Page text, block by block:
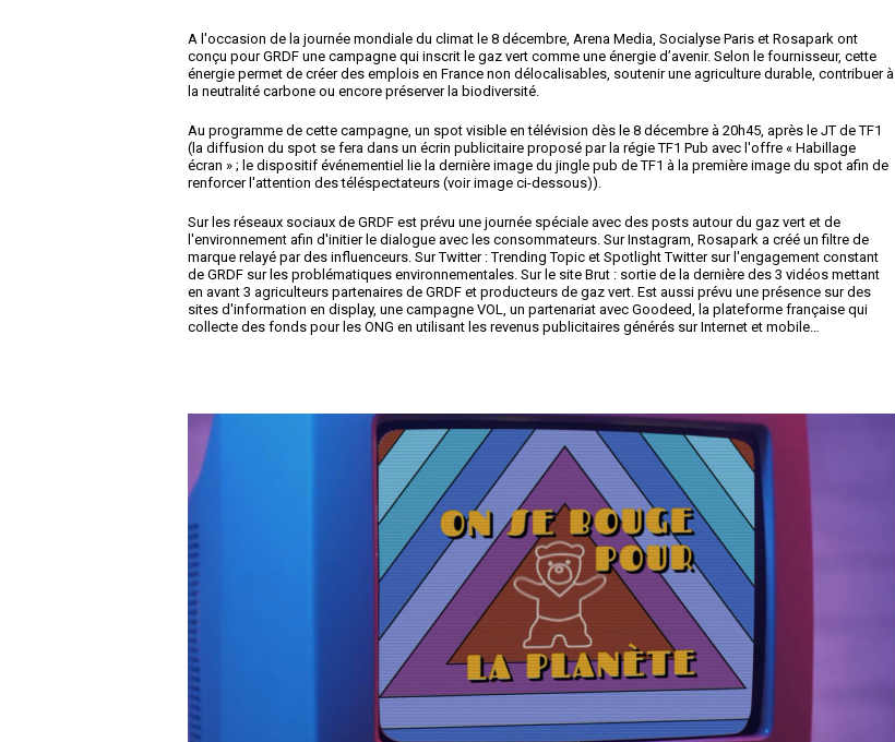
A l'occasion de la journée mondiale du climat le 8 décembre, Arena Media, Socialyse Paris et Rosapark ont
conçu pour GRDF une campagne qui inscrit le gaz vert comme une énergie d’avenir. Selon le fournisseur, cette
énergie permet de créer des emplois en France non délocalisables, soutenir une agriculture durable, contribuer à
la neutralité carbone ou encore préserver la biodiversité.
Au programme de cette campagne, un spot visible en télévision dès le 8 décembre à 20h45, après le JT de TF1
(la diffusion du spot se fera dans un écrin publicitaire proposé par la régie TF1 Pub avec l'offre « Habillage
écran » ; le dispositif événementiel lie la dernière image du jingle pub de TF1 à la première image du spot afin de
renforcer l'attention des téléspectateurs (voir image ci-dessous)).
Sur les réseaux sociaux de GRDF est prévu une journée spéciale avec des posts autour du gaz vert et de
l'environnement afin d'initier le dialogue avec les consommateurs. Sur Instagram, Rosapark a créé un filtre de
marque relayé par des influenceurs. Sur Twitter : Trending Topic et Spotlight Twitter sur l'engagement constant
de GRDF sur les problématiques environnementales. Sur le site Brut : sortie de la dernière des 3 vidéos mettant
en avant 3 agriculteurs partenaires de GRDF et producteurs de gaz vert. Est aussi prévu une présence sur des
sites d'information en display, une campagne VOL, un partenariat avec Goodeed, la plateforme française qui
collecte des fonds pour les ONG en utilisant les revenus publicitaires générés sur Internet et mobile…